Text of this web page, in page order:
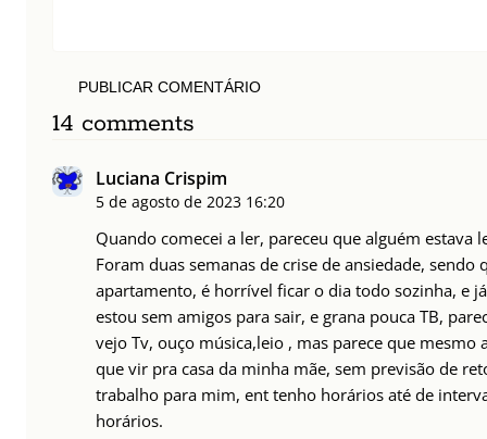
PUBLICAR COMENTÁRIO
14 comments
Luciana Crispim
5 de agosto de 2023 16:20
Quando comecei a ler, pareceu que alguém estava
Foram duas semanas de crise de ansiedade,
apartamento, é horrível ficar o dia todo sozinha, e
estou sem amigos para sair, e grana pouca TB,
vejo Tv, ouço música,leio , mas parece que
que vir pra casa da minha mãe, sem previsão de
trabalho para mim, ent tenho horários até de
horários.